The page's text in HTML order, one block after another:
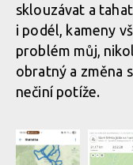
sklouzávat a
i podél, kameny
problém můj,
obratný a změna
nečiní potíže.